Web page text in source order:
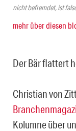
nicht befremdet, ist
mehr über diesen
Der Bär flattert
Christian von
Kolumne über